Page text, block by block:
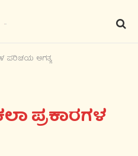
ಪರಿಚಯ ಅಗತ್ಯ
ಪ್ರಕಾರಗಳ